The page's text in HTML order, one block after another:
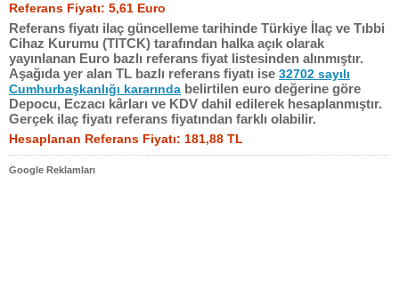
Referans Fiyatı: 5,61 Euro
Referans fiyatı ilaç güncelleme tarihinde Türkiye İlaç ve Tıbbi
Cihaz Kurumu (TITCK) tarafından halka açık olarak
yayınlanan Euro bazlı referans fiyat listesinden alınmıştır.
Aşağıda yer alan TL bazlı referans fiyatı ise 32702 sayılı
Cumhurbaşkanlığı kararında belirtilen euro değerine göre
Depocu, Eczacı kârları ve KDV dahil edilerek hesaplanmıştır.
Gerçek ilaç fiyatı referans fiyatından farklı olabilir.
Hesaplanan Referans Fiyatı: 181,88 TL
Google Reklamları